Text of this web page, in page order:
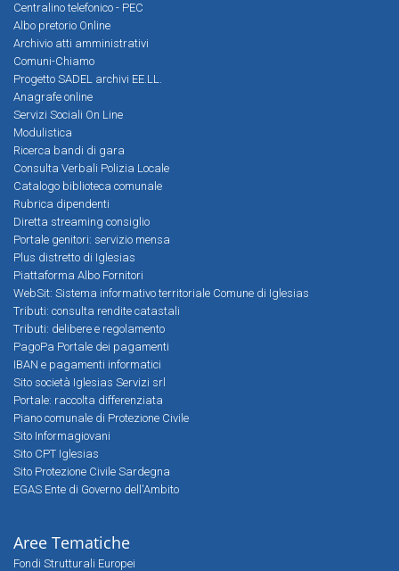
Centralino telefonico - PEC
Albo pretorio Online
Archivio atti amministrativi
Comuni-Chiamo
Progetto SADEL archivi EE.LL.
Anagrafe online
Servizi Sociali On Line
Modulistica
Ricerca bandi di gara
Consulta Verbali Polizia Locale
Catalogo biblioteca comunale
Rubrica dipendenti
Diretta streaming consiglio
Portale genitori: servizio mensa
Plus distretto di Iglesias
Piattaforma Albo Fornitori
WebSit: Sistema informativo territoriale Comune di Iglesias
Tributi: consulta rendite catastali
Tributi: delibere e regolamento
PagoPa Portale dei pagamenti
IBAN e pagamenti informatici
Sito società Iglesias Servizi srl
Portale: raccolta differenziata
Piano comunale di Protezione Civile
Sito Informagiovani
Sito CPT Iglesias
Sito Protezione Civile Sardegna
EGAS Ente di Governo dell'Ambito
Aree Tematiche
Fondi Strutturali Europei